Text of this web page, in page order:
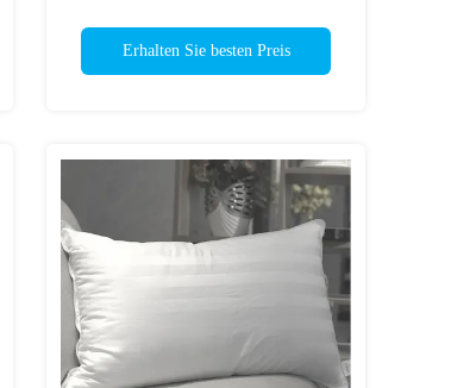
Erhalten Sie besten Preis